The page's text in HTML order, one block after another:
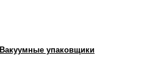
Вакуумные упаковщики